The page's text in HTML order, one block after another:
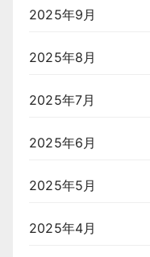
2025年9月
2025年8月
2025年7月
2025年6月
2025年5月
2025年4月